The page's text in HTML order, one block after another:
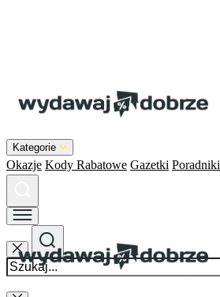
Kategorie
Okazje Kody Rabatowe Gazetki Poradniki